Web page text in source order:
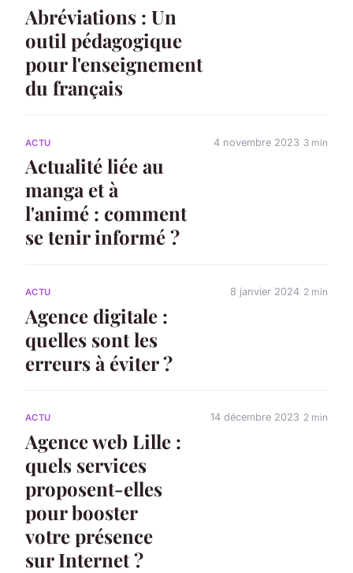
Abréviations : Un
outil pédagogique
pour l'enseignement
du français
ACTU
Actualité liée au
manga et à
l'animé : comment
se tenir informé ?
4 novembre 2023 3 min
ACTU
Agence digitale :
quelles sont les
erreurs à éviter ?
8 janvier 2024 2 min
ACTU
Agence web Lille :
quels services
proposent-elles
pour booster
votre présence
sur Internet ?
14 décembre 2023 2 min